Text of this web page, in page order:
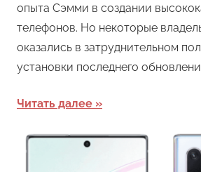
опыта Сэмми в создании
телефонов. Но некоторые
оказались в затруднительном
установки последнего
Читать далее